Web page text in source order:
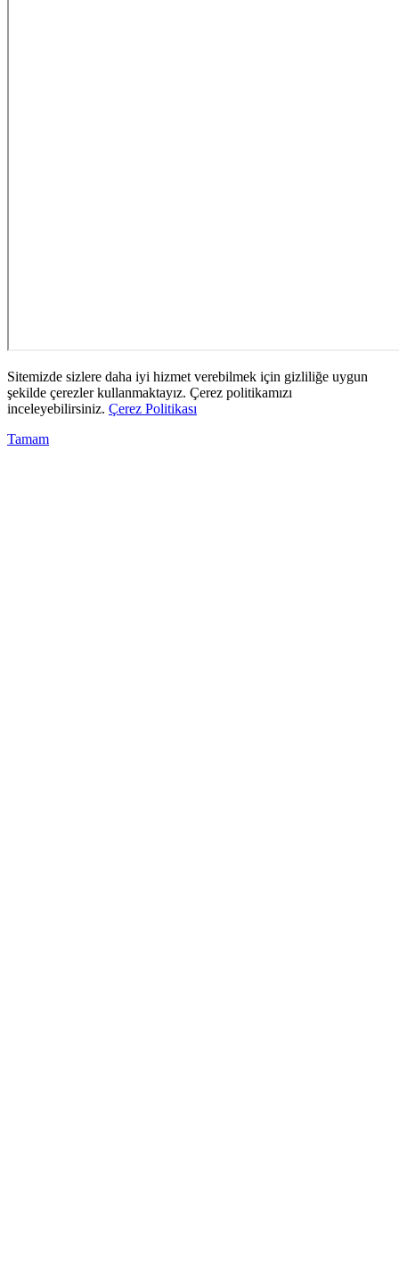
Sitemizde sizlere daha iyi hizmet verebilmek için gizliliğe uygun
şekilde çerezler kullanmaktayız. Çerez politikamızı
inceleyebilirsiniz. Çerez Politikası
Tamam